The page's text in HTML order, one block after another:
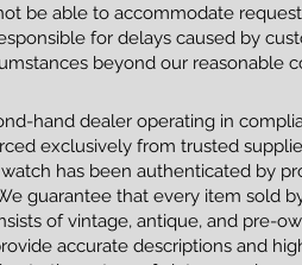
be able to accommodate
for delays caused by
beyond our reasonable
hand dealer operating in
exclusively from trusted
has been authenticated by
guarantee that every item sold
of vintage, antique, and pre-
accurate descriptions and